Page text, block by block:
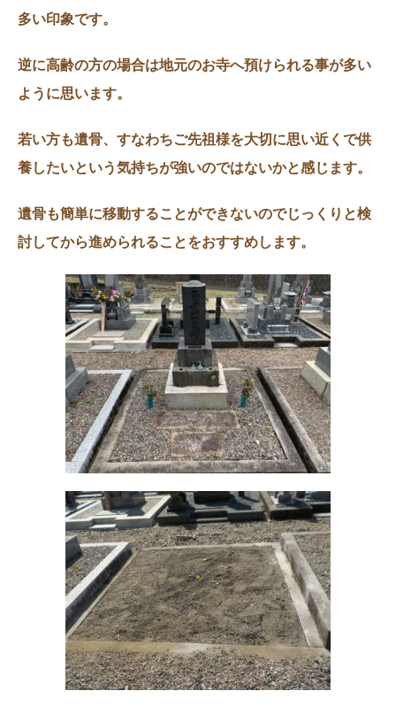
多い印象です。
逆に高齢の方の場合は地元のお寺へ預けられる事が多い
ように思います。
若い方も遺骨、すなわちご先祖様を大切に思い近くで供
養したいという気持ちが強いのではないかと感じます。
遺骨も簡単に移動することができないのでじっくりと検
討してから進められることをおすすめします。